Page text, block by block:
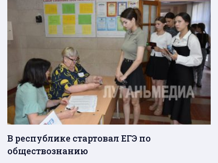
В республике стартовал ЕГЭ по
обществознанию